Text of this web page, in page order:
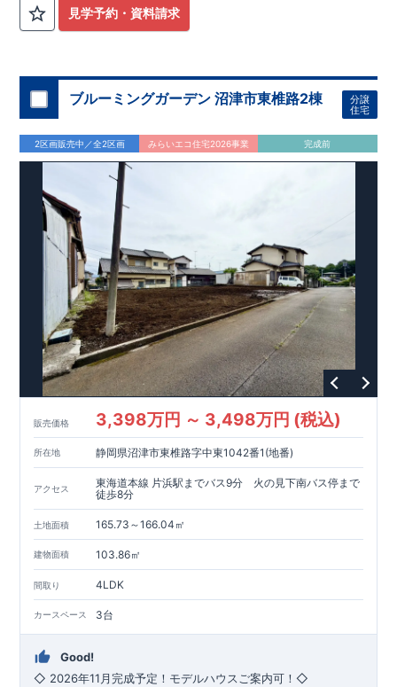
ン性共に高くて使いやすいです！
収納が行えるウォークインクローゼット！
イリッシュなデザイン性です！​・高級感のあるペニンシュラキ
ッチンは、タッチレス水栓付きで使い勝手が良いです！​
・2ヶ
所にバルコニーがあるので、洗濯物が多い時でも安心です！ ​・
出準備がスムーズに行えます！ ・格子間仕切は、圧迫感や部屋
の一体感を損なう事無く、お部屋を仕切る事が出来ます！(①
号棟) ​・上部吹抜の解放感がある和室は、お子様の遊び場やテ
レワークスペースとしても便利にお使いいただく事が出来ま
す。(②号棟)
お気軽にご連絡ください！
特設サイトはこちら https://www.e-
blooming.com/bukken/84975047/
見学予約・資料請求
ブルーミングガーデン 沼津市東椎路2棟
分譲
住宅
2区画販売中／全2区画 みらいエコ住宅2026事業 完成前
販売価格 3,398万円 ～ 3,498万円 (税込)
所在地 静岡県沼津市東椎路字中東1042番1(地番)
アクセス
東海道本線 片浜駅までバス9分 火の見下南バス停まで
徒歩8分
土地面積 165.73～166.04㎡
建物面積 103.86㎡
間取り 4LDK
カースペース 3台
Good!
◇ 2026年11月完成予定！モデルハウスご案内可！◇